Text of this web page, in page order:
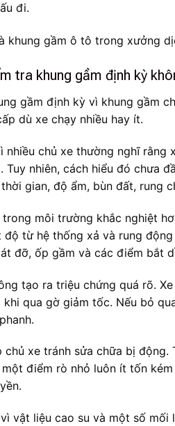
đi.
tra khung gầm định kỳ
gầm định kỳ vì khung gầm
dù xe chạy nhiều hay ít.
chủ xe thường nghĩ rằng
nhiên, cách hiểu đó chưa
gian, độ ẩm, bùn đất, rung
môi trường khắc nghiệt
độ từ hệ thống xả và rung
đỡ, ốp gầm và các điểm bắt
tạo ra triệu chứng quá rõ.
qua gờ giảm tốc. Nếu bỏ
xe tránh sửa chữa bị động.
điểm rò nhỏ luôn ít tốn
vật liệu cao su và một số mối